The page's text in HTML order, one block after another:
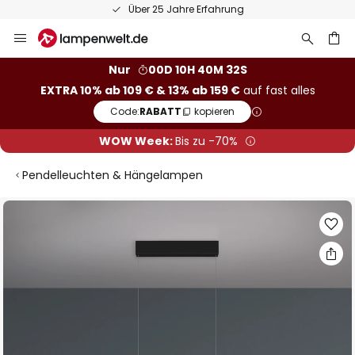
Über 25 Jahre Erfahrung
Inhalt
Nur
00D 10H 40M 31S
EXTRA 10% ab 109 € & 13% ab 159 €auf fast alles
Code:RABATT kopieren
WOW Week:Bis zu -70%
Pendelleuchten & Hängelampen
Zum
springen